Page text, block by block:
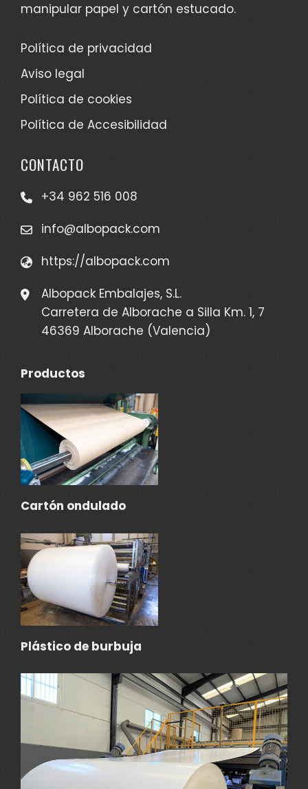
manipular papel y cartón estucado.
Política de privacidad
Aviso legal
Política de cookies
Política de Accesibilidad
CONTACTO
+34 962 516 008
info@albopack.com
https://albopack.com
Albopack Embalajes, S.L.
Carretera de Alborache a Silla Km. 1, 7
46369 Alborache (Valencia)
Productos
Cartón ondulado
Plástico de burbuja